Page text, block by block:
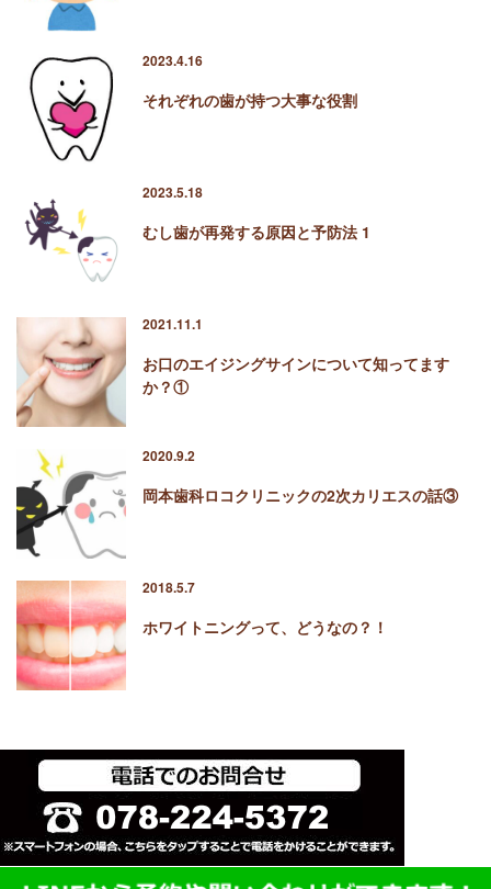
2023.4.16
それぞれの歯が持つ大事な役割
2023.5.18
むし歯が再発する原因と予防法 1
2021.11.1
お口のエイジングサインについて知ってます
か？①
2020.9.2
岡本歯科ロコクリニックの2次カリエスの話③
2018.5.7
ホワイトニングって、どうなの？！